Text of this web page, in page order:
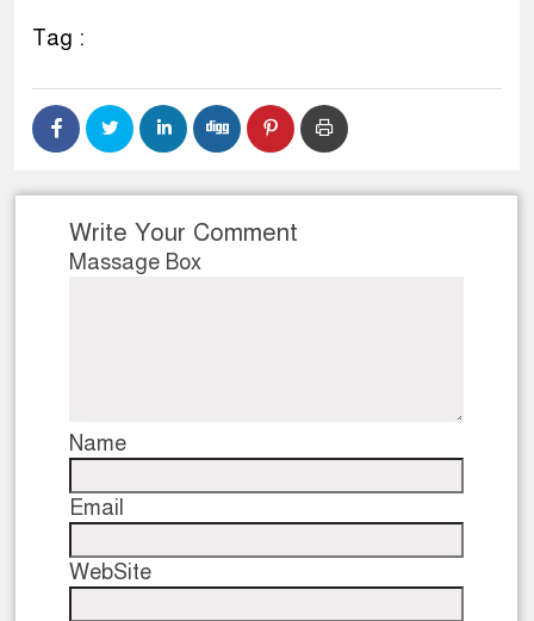
Tag :
Write Your Comment
Massage Box
Name
Email
WebSite